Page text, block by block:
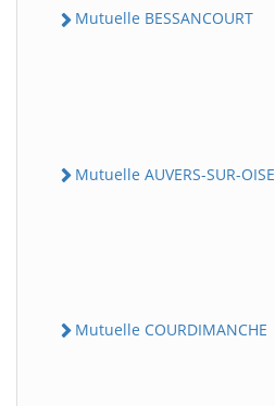
Mutuelle BESSANCOURT
Mutuelle AUVERS-SUR-OISE
Mutuelle COURDIMANCHE